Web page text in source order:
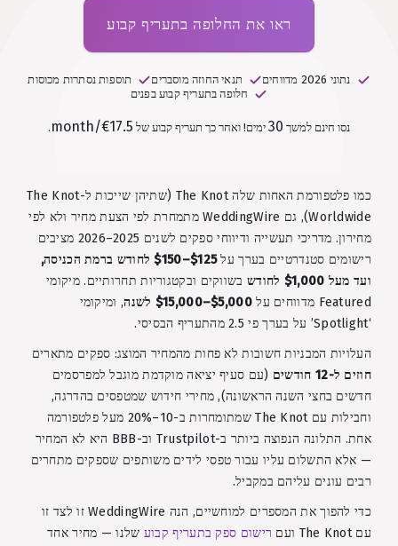
ראו את החלופה בתעריף קבוע
נתוני 2026 מדווחים תנאי החוזה מוסברים
תוספות נסתרות מכוסות
חלופה בתעריף קבוע בפנים
נסו חינם למשך 30 ימים! ואחר כך תעריף קבוע של €17.5/month
.
כמו פלטפורמת האחות שלה The Knot (שתיהן שייכות ל-The Knot
Worldwide), גם WeddingWire מתמחרת לפי הצעת מחיר ולא לפי
מחירון. מדריכי תעשייה ודיווחי ספקים לשנים 2025–2026 מציבים
רישומים סטנדרטיים בערך על
$125–$150 לחודש ברמת הכניסה,
ועד מעל $1,000 לחודש
בשווקים ובקטגוריות תחרותיים. מיקומי
Featured מדווחים על
$5,000–$15,000 לשנה
, ומיקומי
‘Spotlight’ על בערך פי 2.5 מהתעריף הבסיסי.
העלויות המבניות חשובות לא פחות מהמחיר המוצג: ספקים מתארים
חוזים ל-12 חודשים
(עם סעיף יציאה מוקדמת מוגבל למפרסמים
חדשים בחצי השנה הראשונה), מחירי חידוש שמטפסים בהדרגה,
וחבילות עם The Knot שמתומחרות ב-10–20% מעל פלטפורמה
אחת. התלונה הנפוצה ביותר ב-Trustpilot וב-BBB היא לא המחיר
— אלא התשלום עליו עבור טפסי לידים משותפים שספקים מתחרים
רבים עונים עליהם במקביל.
כדי להפוך את המספרים למוחשיים, הנה WeddingWire זו לצד זו
עם The Knot ועם
רישום ספק בתעריף קבוע שלנו — מחיר אחד